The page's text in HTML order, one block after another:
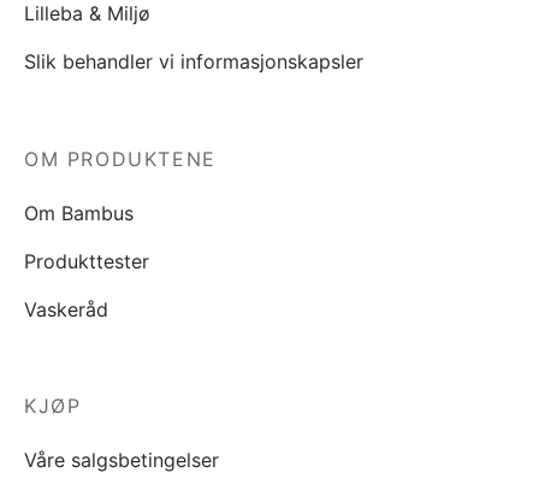
Lilleba & Miljø
Slik behandler vi informasjonskapsler
OM PRODUKTENE
Om Bambus
Produkttester
Vaskeråd
KJØP
Våre salgsbetingelser